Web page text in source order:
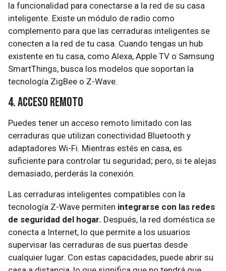
la funcionalidad para conectarse a la red de su casa
inteligente. Existe un módulo de radio como
complemento para que las cerraduras inteligentes se
conecten a la red de tu casa. Cuando tengas un hub
existente en tu casa, como Alexa, Apple TV o Samsung
SmartThings, busca los modelos que soportan la
tecnología ZigBee o Z-Wave.
4. Acceso remoto
Puedes tener un acceso remoto limitado con las
cerraduras que utilizan conectividad Bluetooth y
adaptadores Wi-Fi. Mientras estés en casa, es
suficiente para controlar tu seguridad; pero, si te alejas
demasiado, perderás la conexión.
Las cerraduras inteligentes compatibles con la
tecnología Z-Wave permiten integrarse con las redes
de seguridad del hogar. Después, la red doméstica se
conecta a Internet, lo que permite a los usuarios
supervisar las cerraduras de sus puertas desde
cualquier lugar. Con estas capacidades, puede abrir su